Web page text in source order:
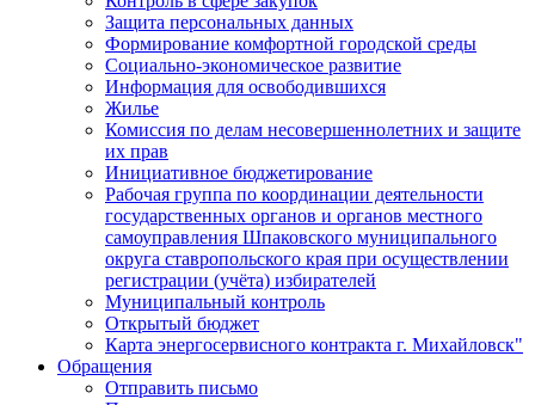
Защита персональных данных
Формирование комфортной городской среды
Социально-экономическое развитие
Информация для освободившихся
Жилье
Комиссия по делам несовершеннолетних и защите
их прав
Инициативное бюджетирование
Рабочая группа по координации деятельности
государственных органов и органов местного
самоуправления Шпаковского муниципального
округа ставропольского края при осуществлении
регистрации (учёта) избирателей
Муниципальный контроль
Открытый бюджет
Карта энергосервисного контракта г. Михайловск"
Обращения
Отправить письмо